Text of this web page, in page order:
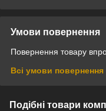
Умови повернення
Повернення товару
Всі умови повернення
Подібні товари